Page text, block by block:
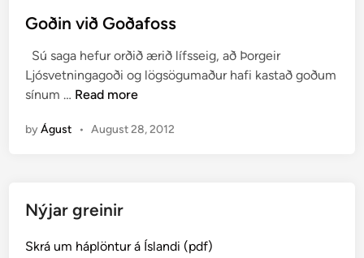
s
d
i
Goðin við Goðafoss
Sú saga hefur orðið ærið lífsseig, að Þorgeir
Ljósvetningagoði og lögsögumaður hafi kastað goðum
sínum … G
ð
i
G
Read more
byÁgust • August 28, 2012
Nýjar greinir
Skrá um háplöntur á Íslandi (pdf)